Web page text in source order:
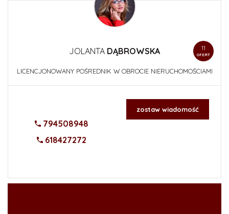
11
OFERT
JOLANTA DĄBROWSKA
LICENCJONOWANY POŚREDNIK W OBROCIE NIERUCHOMOŚCIAMI
794508948
618427272
zostaw wiadomość